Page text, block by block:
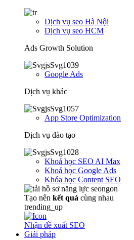
Dịch vụ seo Hà Nội
Dịch vụ seo HCM
Ads Growth Solution
Google Ads
Dịch vụ khác
App Store Optimization
Dịch vụ đào tạo
Khoá học SEO AI Max
Khoá học Google Ads
Khóa học Content SEO
Tạo nên kết quả cùng nhau
trending_up
Nhận đề xuất SEO
Giải pháp